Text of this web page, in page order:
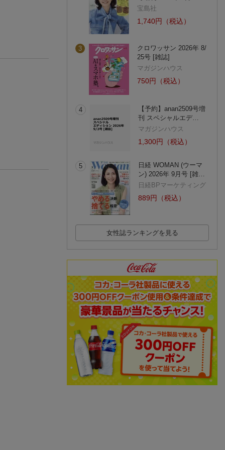
宝島社
1,740円（税込）
3
クロワッサン 2026年 8/
25号 [雑誌]
マガジンハウス
750円（税込）
4
【予約】anan2509号増
刊 スペシャルエデ…
マガジンハウス
1,300円（税込）
5
日経 WOMAN (ウーマ
ン) 2026年 9月号 [雑…
日経BPマーケティング
889円（税込）
女性誌ランキングを見る